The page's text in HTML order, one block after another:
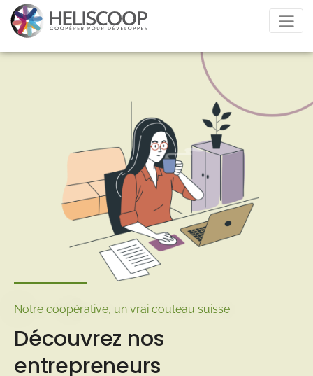
Notre coopérative, un vrai couteau suisse
Découvrez nos
entrepreneurs